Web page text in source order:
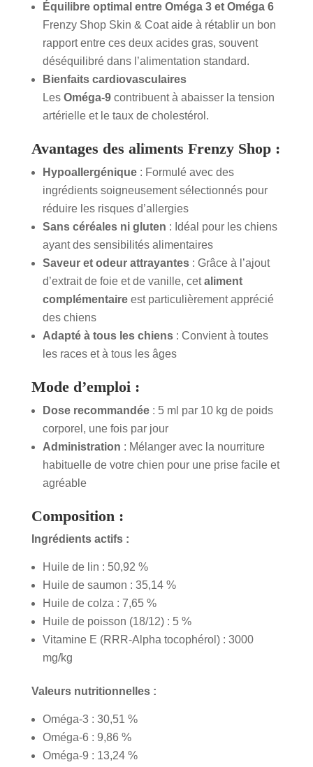
Équilibre optimal entre Oméga 3 et Oméga 6
Frenzy Shop Skin & Coat aide à rétablir un bon
rapport entre ces deux acides gras, souvent
déséquilibré dans l’alimentation standard.
Bienfaits cardiovasculaires
Les Oméga-9contribuent à abaisser la tension
artérielle et le taux de cholestérol.
Avantages des aliments Frenzy Shop :
Hypoallergénique: Formulé avec des
ingrédients soigneusement sélectionnés pour
réduire les risques d’allergies
Sans céréales ni gluten : Idéal pour les chiens
ayant des sensibilités alimentaires
Saveur et odeur attrayantes: Grâce à l’ajout
d’extrait de foie et de vanille, cetaliment
complémentaireest particulièrement apprécié
des chiens
Adapté à tous les chiens: Convient à toutes
les races et à tous les âges
Mode d’emploi :
Dose recommandée: 5 ml par 10 kg de poids
corporel, une fois par jour
Administration : Mélanger avec la nourriture
habituelle de votre chien pour une prise facile et
agréable
Composition :
Ingrédients actifs :
Huile de lin : 50,92 %
Huile de saumon : 35,14 %
Huile de colza : 7,65 %
Huile de poisson (18/12) : 5 %
Vitamine E (RRR-Alpha tocophérol) : 3000
mg/kg
Valeurs nutritionnelles :
Oméga-3 : 30,51 %
Oméga-6 : 9,86 %
Oméga-9 : 13,24 %